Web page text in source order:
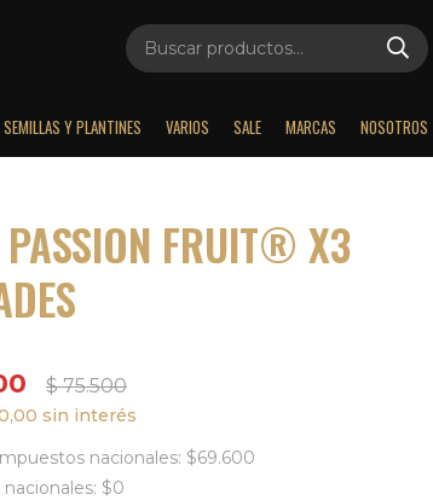
SEMILLAS Y PLANTINES VARIOS SALE MARCAS NOSOTROS
PASSION FRUIT® X3
$ 75.500
sin interés
nacionales: $69.600
$0